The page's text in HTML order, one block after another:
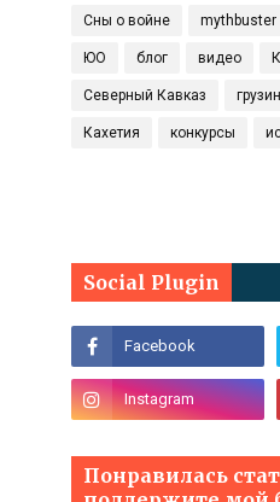
Сны о войне mythbuster
ЮО блог видео
Северный Кавказ
Кахетия конкурсы
Social Plugin
Понравилась